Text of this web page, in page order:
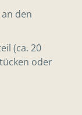
den
(ca. 20
oder